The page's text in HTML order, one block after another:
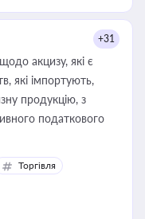
+31
акцизу, які є
які імпортують,
продукцію, з
податкового
Торгівля